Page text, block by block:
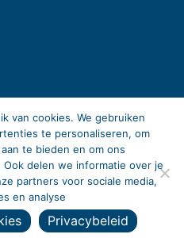
Passage
Passage in Delft heeft u 70
onder één dak en kunt
van cookies. We gebruiken
te personaliseren, om
te bieden en om ons
delen we informatie over je
partners voor sociale media,
en analyse
Privacybeleid